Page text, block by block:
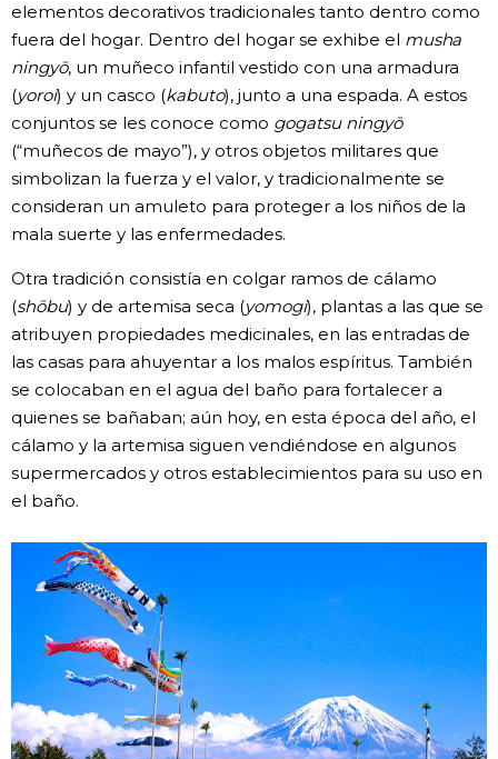
elementos decorativos tradicionales tanto dentro como
fuera del hogar. Dentro del hogar se exhibe el musha
ningyō, un muñeco infantil vestido con una armadura
(yoroi) y un casco (kabuto), junto a una espada. A estos
conjuntos se les conoce como gogatsu ningyō
(“muñecos de mayo”), y otros objetos militares que
simbolizan la fuerza y el valor, y tradicionalmente se
consideran un amuleto para proteger a los niños de la
mala suerte y las enfermedades.
Otra tradición consistía en colgar ramos de cálamo
(shōbu) y de artemisa seca (yomogi), plantas a las que se
atribuyen propiedades medicinales, en las entradas de
las casas para ahuyentar a los malos espíritus. También
se colocaban en el agua del baño para fortalecer a
quienes se bañaban; aún hoy, en esta época del año, el
cálamo y la artemisa siguen vendiéndose en algunos
supermercados y otros establecimientos para su uso en
el baño.